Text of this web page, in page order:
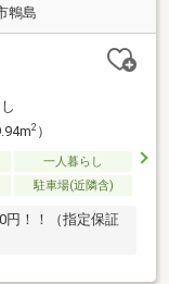
鵯島
2）
一人暮らし
駐車場(近隣含)
円！！（指定保証